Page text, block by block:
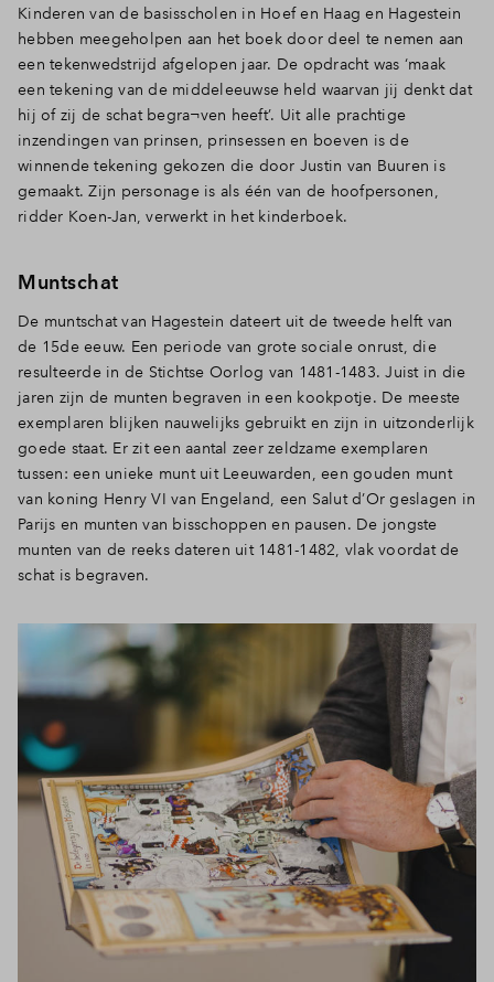
Kinderen van de basisscholen in Hoef en Haag en Hagestein
hebben meegeholpen aan het boek door deel te nemen aan
een tekenwedstrijd afgelopen jaar. De opdracht was ‘maak
een tekening van de middeleeuwse held waarvan jij denkt dat
hij of zij de schat begra¬ven heeft’. Uit alle prachtige
inzendingen van prinsen, prinsessen en boeven is de
winnende tekening gekozen die door Justin van Buuren is
gemaakt. Zijn personage is als één van de hoofpersonen,
ridder Koen-Jan, verwerkt in het kinderboek.
Muntschat
De muntschat van Hagestein dateert uit de tweede helft van
de 15de eeuw. Een periode van grote sociale onrust, die
resulteerde in de Stichtse Oorlog van 1481-1483. Juist in die
jaren zijn de munten begraven in een kookpotje. De meeste
exemplaren blijken nauwelijks gebruikt en zijn in uitzonderlijk
goede staat. Er zit een aantal zeer zeldzame exemplaren
tussen: een unieke munt uit Leeuwarden, een gouden munt
van koning Henry VI van Engeland, een Salut d’Or geslagen in
Parijs en munten van bisschoppen en pausen. De jongste
munten van de reeks dateren uit 1481-1482, vlak voordat de
schat is begraven.